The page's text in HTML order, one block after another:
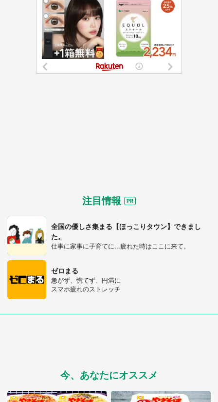
注目情報
全国の優しさ集まる【ほっこりタウン】できまし
た。
仕事に家事に子育てに...疲れた時はここに来て。
ゼロまる
急がず、慌てず、円満に
スマホ疲れのストレッチ
今、あなたにオススメ